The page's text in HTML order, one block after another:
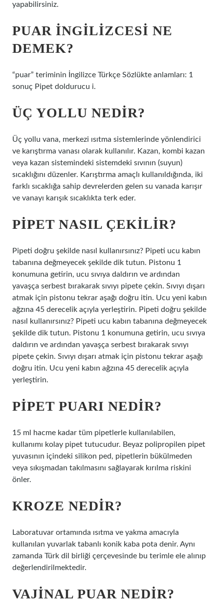
yapabilirsiniz.
PUAR INGILIZCESI NE
DEMEK?
“puar” teriminin İngilizce Türkçe Sözlükte anlamları: 1
sonuç Pipet doldurucu i.
ÜÇ YOLLU NEDIR?
Üç yollu vana, merkezi ısıtma sistemlerinde yönlendirici
ve karıştırma vanası olarak kullanılır. Kazan, kombi kazan
veya kazan sistemindeki sistemdeki sıvının (suyun)
sıcaklığını düzenler. Karıştırma amaçlı kullanıldığında, iki
farklı sıcaklığa sahip devrelerden gelen su vanada karışır
ve vanayı karışık sıcaklıkta terk eder.
PIPET NASIL ÇEKILIR?
Pipeti doğru şekilde nasıl kullanırsınız? Pipeti ucu kabın
tabanına değmeyecek şekilde dik tutun. Pistonu 1
konumuna getirin, ucu sıvıya daldırın ve ardından
yavaşça serbest bırakarak sıvıyı pipete çekin. Sıvıyı dışarı
atmak için pistonu tekrar aşağı doğru itin. Ucu yeni kabın
ağzına 45 derecelik açıyla yerleştirin. Pipeti doğru şekilde
nasıl kullanırsınız? Pipeti ucu kabın tabanına değmeyecek
şekilde dik tutun. Pistonu 1 konumuna getirin, ucu sıvıya
daldırın ve ardından yavaşça serbest bırakarak sıvıyı
pipete çekin. Sıvıyı dışarı atmak için pistonu tekrar aşağı
doğru itin. Ucu yeni kabın ağzına 45 derecelik açıyla
yerleştirin.
PIPET PUARI NEDIR?
15 ml hacme kadar tüm pipetlerle kullanılabilen,
kullanımı kolay pipet tutucudur. Beyaz polipropilen pipet
yuvasının içindeki silikon ped, pipetlerin bükülmeden
veya sıkışmadan takılmasını sağlayarak kırılma riskini
önler.
KROZE NEDIR?
Laboratuvar ortamında ısıtma ve yakma amacıyla
kullanılan yuvarlak tabanlı konik kaba pota denir. Aynı
zamanda Türk dil birliği çerçevesinde bu terimle ele alınıp
değerlendirilmektedir.
VAJINAL PUAR NEDIR?